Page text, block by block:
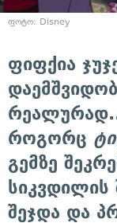
ფოტო: Disney
ფიფქია
როგორც
გემზე
სიკვდილის
შეჯდა და